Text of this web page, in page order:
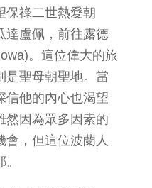
保祿二世熱愛朝
達盧佩，前往露德
。這位偉大的旅
是聖母朝聖地。當
信他的內心也渴望
然因為眾多因素的
會，但這位波蘭人